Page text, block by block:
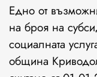
Едно от
на броя на
социалната
община